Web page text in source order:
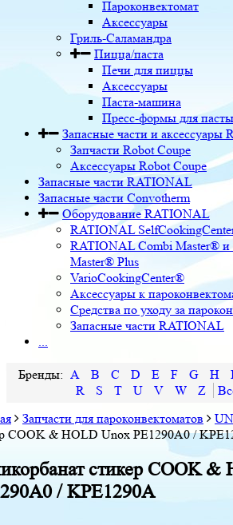
Пароконвектомат
Аксессуары
Гриль-Саламандра
Пицца/паста
Печи для пиццы
Аксессуары
Паста-машина
Пресс-формы для пасты
Запасные части и аксессуары
Запчасти Robot Coupe
Аксессуары Robot Coupe
Запасные части RATIONAL
Запасные части Convotherm
Оборудование RATIONAL
RATIONAL
RATIONAL Combi Master®
Master® Plus
VarioCookingCenter®
Аксессуары к
Средства по уходу за
Запасные части RATIONAL
...
A B C D E F G H
R
S T U V W
Z
Запчасти для пароконвектоматов
COOK & HOLD Unox PE1290A0 /
стикер COOK &
/ KPE1290A